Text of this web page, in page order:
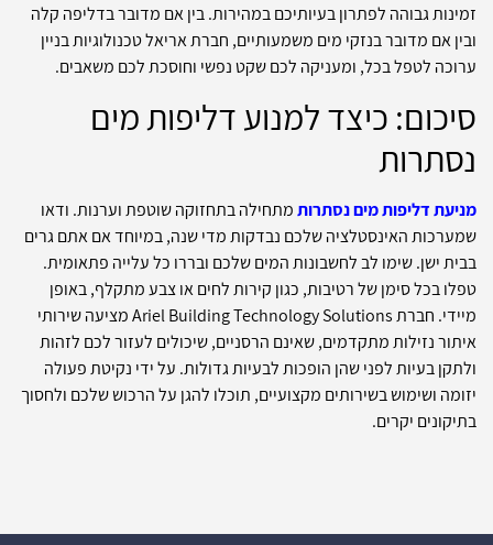
זמינות גבוהה לפתרון בעיותיכם במהירות. בין אם מדובר בדליפה קלה
ובין אם מדובר בנזקי מים משמעותיים, חברת אריאל טכנולוגיות בניין
ערוכה לטפל בכל, ומעניקה לכם שקט נפשי וחוסכת לכם משאבים.
סיכום: כיצד למנוע דליפות מים
נסתרות
מניעת דליפות מים נסתרותמתחילה בתחזוקה שוטפת וערנות. ודאו
שמערכות האינסטלציה שלכם נבדקות מדי שנה, במיוחד אם אתם גרים
בבית ישן. שימו לב לחשבונות המים שלכם ובררו כל עלייה פתאומית.
טפלו בכל סימן של רטיבות, כגון קירות לחים או צבע מתקלף, באופן
מיידי. חברת Ariel Building Technology Solutions מציעה שירותי
איתור נזילות מתקדמים, שאינם הרסניים, שיכולים לעזור לכם לזהות
ולתקן בעיות לפני שהן הופכות לבעיות גדולות. על ידי נקיטת פעולה
יזומה ושימוש בשירותים מקצועיים, תוכלו להגן על הרכוש שלכם ולחסוך
בתיקונים יקרים.